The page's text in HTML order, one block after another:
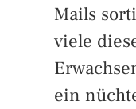
Mails
viele
ein